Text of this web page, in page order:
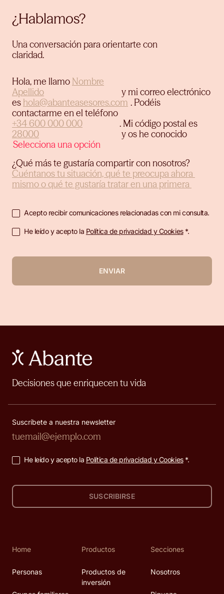
¿Hablamos?
Una conversación para orientarte con
claridad.
Hola, me llamo
y mi correo electrónico
es
. Podéis
contactarme en el teléfono
. Mi código postal es
y os he conocido
¿Qué más te gustaría compartir con nosotros?
Acepto recibir comunicaciones relacionadas con mi consulta.
He leído y acepto la Política de privacidad y Cookies*.
ENVIAR
Decisiones que enriquecen tu vida
Suscríbete a nuestra newsletter
He leído y acepto la Política de privacidad y Cookies*.
SUSCRIBIRSE
Home
Personas
Productos
Productos de
inversión
Secciones
Nosotros